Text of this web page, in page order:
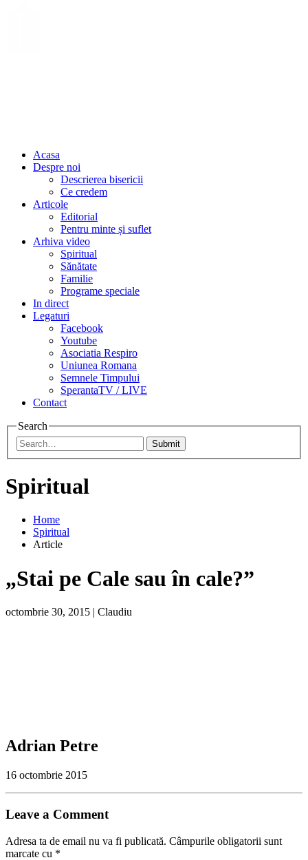
Acasa
Despre noi
Descrierea bisericii
Ce credem
Articole
Editorial
Pentru minte și suflet
Arhiva video
Spiritual
Sănătate
Familie
Programe speciale
In direct
Legaturi
Facebook
Youtube
Asociatia Respiro
Uniunea Romana
Semnele Timpului
SperantaTV / LIVE
Contact
Search
Submit
Spiritual
Home
Spiritual
Article
„Stai pe Cale sau în cale?”
octombrie 30, 2015 | Claudiu
Adrian Petre
16 octombrie 2015
Leave a Comment
Adresa ta de email nu va fi publicată. Câmpurile obligatorii sunt
marcate cu *